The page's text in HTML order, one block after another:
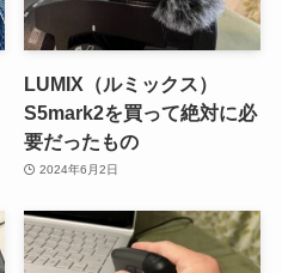
LUMIX（ルミックス）
S5mark2を買って絶対に必
要だったもの
2024年6月2日